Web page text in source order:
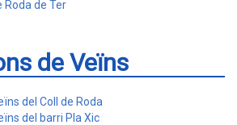
Roda de Ter
de Veïns
del Coll de Roda
del barri Pla Xic